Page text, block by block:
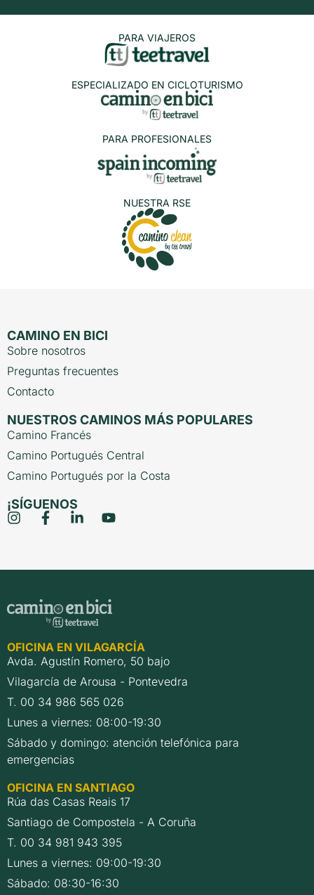
PARA VIAJEROS
ESPECIALIZADO EN CICLOTURISMO
PARA PROFESIONALES
NUESTRA RSE
CAMINO EN BICI
Sobre nosotros
Preguntas frecuentes
Contacto
NUESTROS CAMINOS MÁS POPULARES
Camino Francés
Camino Portugués Central
Camino Portugués por la Costa
¡SÍGUENOS
OFICINA EN VILAGARCÍA
Avda. Agustín Romero, 50 bajo
Vilagarcía de Arousa - Pontevedra
T. 00 34 986 565 026
Lunes a viernes: 08:00-19:30
Sábado y domingo: atención telefónica para
emergencias
OFICINA EN SANTIAGO
Rúa das Casas Reais 17
Santiago de Compostela - A Coruña
T. 00 34 981 943 395
Lunes a viernes: 09:00-19:30
Sábado: 08:30-16:30